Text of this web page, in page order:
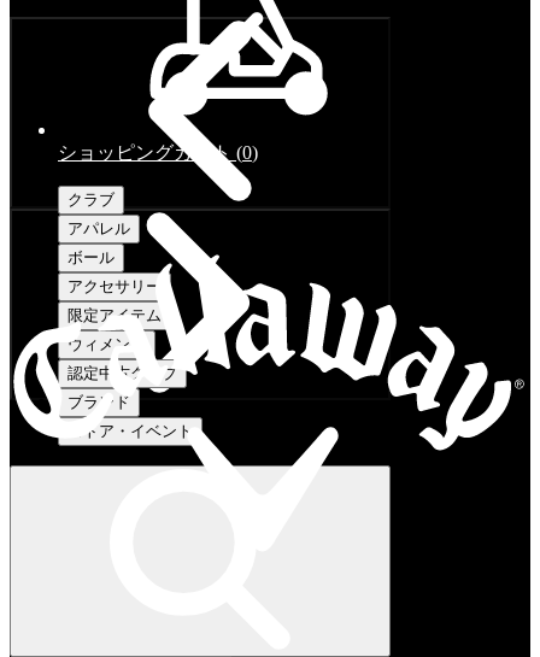
ショッピングカート (0)
クラブ
アパレル
ボール
アクセサリー
限定アイテム
ウィメンズ
認定中古クラブ
ブランド
ストア・イベント